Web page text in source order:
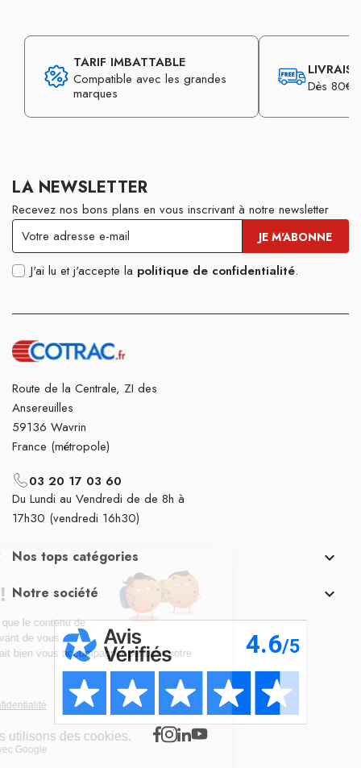
TARIF IMBATTABLE
Compatible avec les grandes
marques
Dès 80€
LA NEWSLETTER
Recevez nos bons plans en vous inscrivant à notre newsletter
J'ai lu et j'accepte la politique de confidentialité.
Route de la Centrale, ZI des
Ansereuilles
59136 Wavrin
France (métropole)
03 20 17 03 60
Du Lundi au Vendredi de de 8h à
17h30 (vendredi 16h30)
Nos tops catégories 
Notre société 